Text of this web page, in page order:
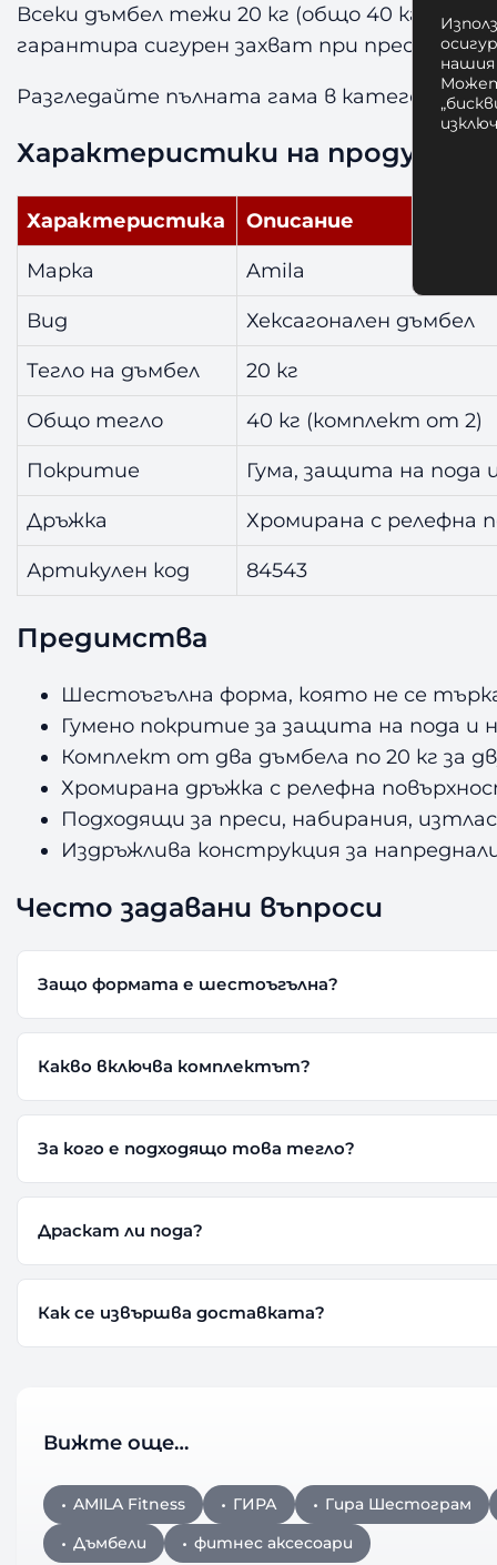
Всеки дъмбел тежи 20 кг (общо 40 кг) и е
гарантира сигурен захват при преси,
Разгледайте пълната гама в категория
Характеристики на продукта
Характеристика Описание
Марка Amila
Вид Хексагонален дъмбел
Тегло на дъмбел 20 кг
Общо тегло 40 кг (комплект от 2)
Покритие Гума, защита на пода
Дръжка Хромирана с релефна
Артикулен код 84543
Предимства
Шестоъгълна форма, която не се
Гумено покритие за защита на пода и
Комплект от два дъмбела по 20 кг за
Хромирана дръжка с релефна
Подходящи за преси, набирания,
Издръжлива конструкция за
Често задавани въпроси
Защо формата е шестоъгълна?
Какво включва комплектът?
За кого е подходящо това тегло?
Драскат ли пода?
Как се извършва доставката?
Вижте още…
AMILA Fitness ГИРА Гира Шестограм
Дъмбели
фитнес аксесоари